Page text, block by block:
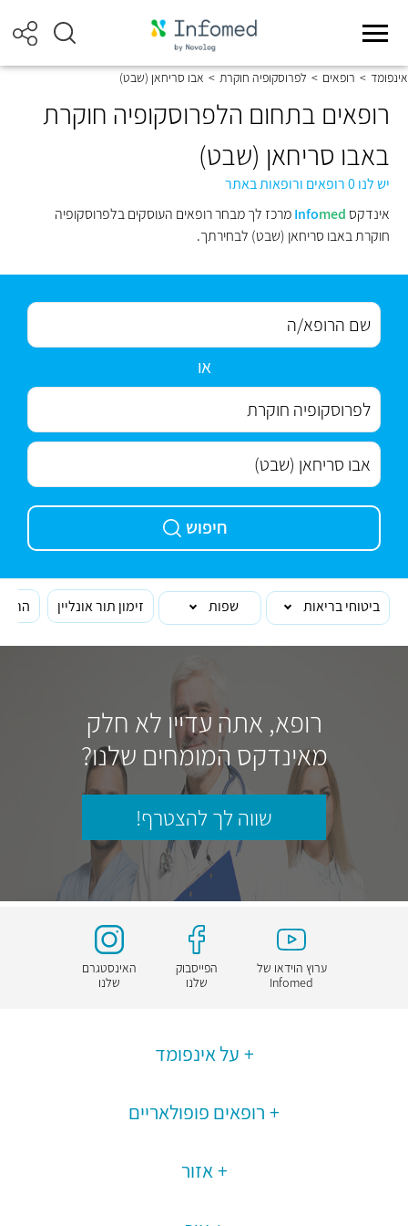
אינפומד > רופאים > לפרוסקופיה חוקרת > אבו סריחאן (שבט)
רופאים בתחום הלפרוסקופיה חוקרת
באבו סריחאן (שבט)
יש לנו 0 רופאים ורופאות באתר
אינדקס
Infomed
מרכז לך מבחר רופאים העוסקים בלפרוסקופיה
חוקרת באבו סריחאן (שבט) לבחירתך.
או
חיפוש
ביטוחי בריאות שפות זימון תור אונליין
רופא, אתה עדיין לא חלק
מאינדקס המומחים שלנו?
שווה לך להצטרף!
ערוץ הוידאו של
Infomed
הפייסבוק
שלנו
האינסטגרם
שלנו
על אינפומד
רופאים פופולאריים
אזור